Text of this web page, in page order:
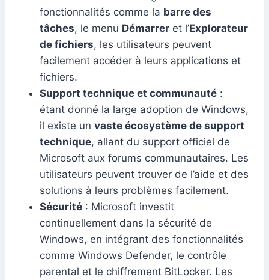
fonctionnalités comme la barre des
tâches, le menu Démarrer et l’Explorateur
de fichiers, les utilisateurs peuvent
facilement accéder à leurs applications et
fichiers.
Support technique et communauté :
étant donné la large adoption de Windows,
il existe un vaste écosystème de support
technique, allant du support officiel de
Microsoft aux forums communautaires. Les
utilisateurs peuvent trouver de l’aide et des
solutions à leurs problèmes facilement.
Sécurité : Microsoft investit
continuellement dans la sécurité de
Windows, en intégrant des fonctionnalités
comme Windows Defender, le contrôle
parental et le chiffrement BitLocker. Les